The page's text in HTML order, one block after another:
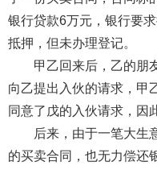
银行贷款6万元，银行要
抵押，但未办理登记。
甲乙回来后，乙的朋
向乙提出入伙的请求，甲
同意了戊的入伙请求，因
后来，由于一笔大生
的买卖合同，也无力偿还